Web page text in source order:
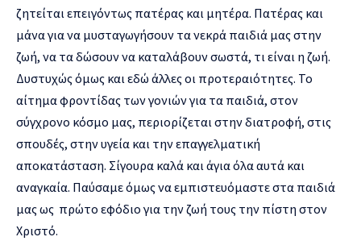
ζητείται επειγόντως πατέρας και μητέρα. Πατέρας και
μάνα για να μυσταγωγήσουν τα νεκρά παιδιά μας στην
ζωή, να τα δώσουν να καταλάβουν σωστά, τι είναι η ζωή.
Δυστυχώς όμως και εδώ άλλες οι προτεραιότητες. Το
αίτημα φροντίδας των γονιών για τα παιδιά, στον
σύγχρονο κόσμο μας, περιορίζεται στην διατροφή, στις
σπουδές, στην υγεία και την επαγγελματική
αποκατάσταση. Σίγουρα καλά και άγια όλα αυτά και
αναγκαία. Παύσαμε όμως να εμπιστευόμαστε στα παιδιά
μας ως πρώτο εφόδιο για την ζωή τους την πίστη στον
Χριστό.